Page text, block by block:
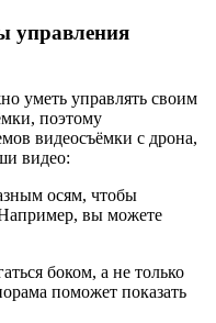
управления
уметь управлять своим
поэтому
видеосъёмки с дрона,
видео:
осям, чтобы
вы можете
боком, а не только
поможет показать